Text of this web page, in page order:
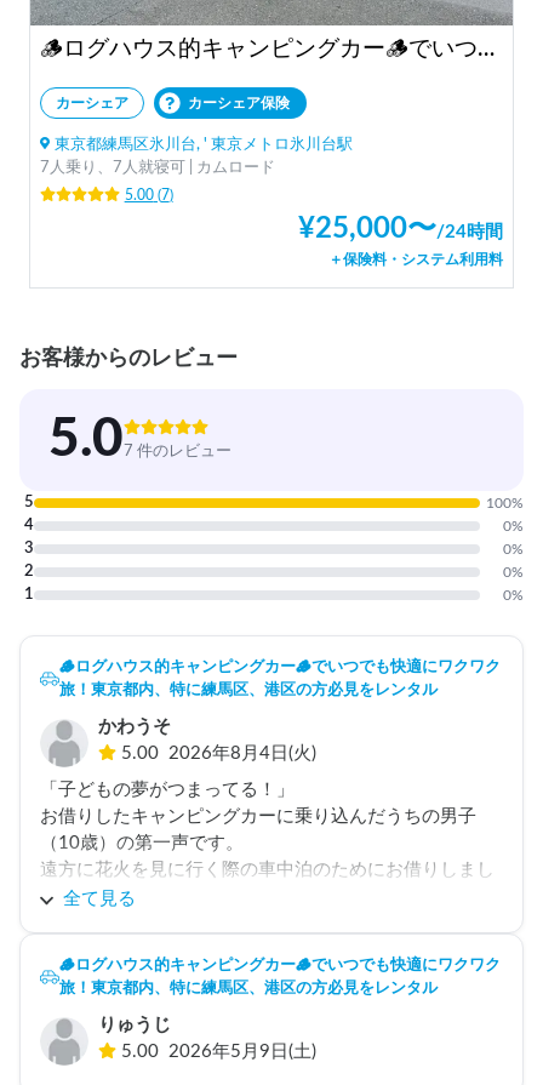
🪵ログハウス的キャンピングカー🪵でいつでも快適にワクワク旅！東京都内、特に練馬区、港区の方必見
カーシェア カーシェア保険
東京都練馬区氷川台, ' 東京メトロ氷川台駅
7人乗り、7人就寝可 | カムロード
5.00(7)
¥25,000〜/24時間
＋保険料・システム利用料
お客様からのレビュー
5.07 件のレビュー
5 100%
4 0%
3 0%
2 0%
1 0%
🪵ログハウス的キャンピングカー🪵でいつでも快適にワクワク
旅！東京都内、特に練馬区、港区の方必見をレンタル
かわうそ
5.00 2026年8月4日(火)
「子どもの夢がつまってる！」
お借りしたキャンピングカーに乗り込んだうちの男子
（10歳）の第一声です。
遠方に花火を見に行く際の車中泊のためにお借りしまし
たが、子どもは花火よりもキャンピングカーの方が楽し
眠していました。
全て見る
🪵ログハウス的キャンピングカー🪵でいつでも快適にワクワク
旅！東京都内、特に練馬区、港区の方必見をレンタル
りゅうじ
5.00 2026年5月9日(土)